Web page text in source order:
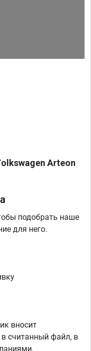
Arteon
подобрать наше
для него.
вносит
считанный файл, в